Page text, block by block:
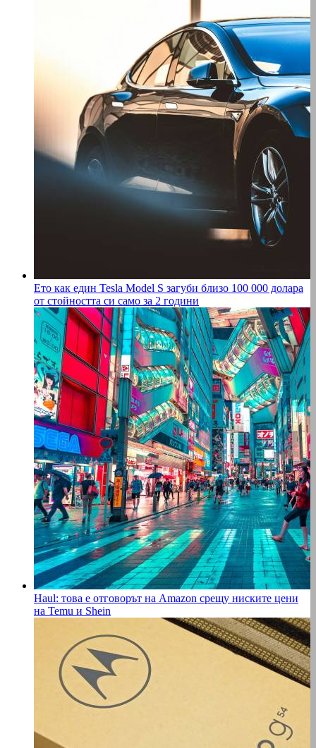
Ето как един Tesla Model S загуби близо 100 000 долара
от стойността си само за 2 години
Haul: това е отговорът на Amazon срещу ниските цени
на Temu и Shein